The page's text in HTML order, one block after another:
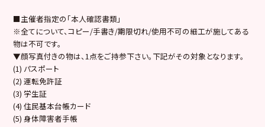
■主催者指定の「本人確認書類」
※全てについて、コピー/手書き/期限切れ/使用不可の細工が施してある
物は不可です。
▼顔写真付きの物は、1点をご持参下さい。下記がその対象となります。
(1) パスポート
(2) 運転免許証
(3) 学生証
(4) 住民基本台帳カード
(5) 身体障害者手帳